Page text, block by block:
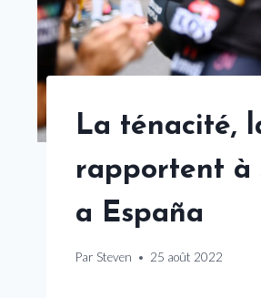
La ténacité,
rapportent à
a España
Par Steven 25 août 2022